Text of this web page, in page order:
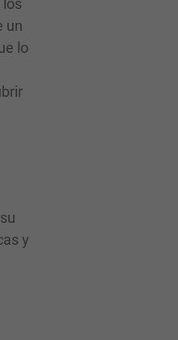
un
lo
y